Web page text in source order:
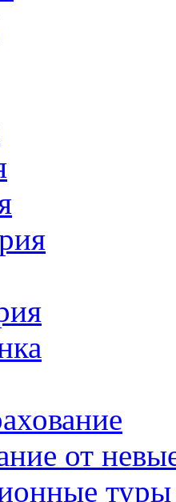
от